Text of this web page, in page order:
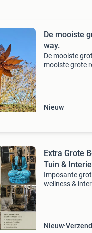
De mooiste
way.
De mooiste
mooiste grote
Nieuw
Extra Grote
Tuin &
Imposante
wellness &
Nieuw